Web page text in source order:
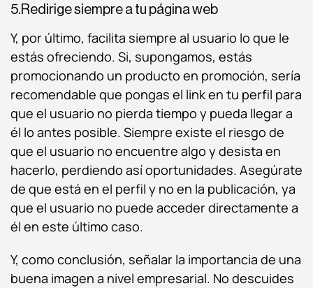
5.Redirige siempre a tu página web
Y, por último, facilita siempre al usuario lo que le
estás ofreciendo. Si, supongamos, estás
promocionando un producto en promoción, sería
recomendable que pongas el link en tu perfil para
que el usuario no pierda tiempo y pueda llegar a
él lo antes posible. Siempre existe el riesgo de
que el usuario no encuentre algo y desista en
hacerlo, perdiendo así oportunidades. Asegúrate
de que está en el perfil y no en la publicación, ya
que el usuario no puede acceder directamente a
él en este último caso.
Y, como conclusión, señalar la importancia de una
buena imagen a nivel empresarial. No descuides